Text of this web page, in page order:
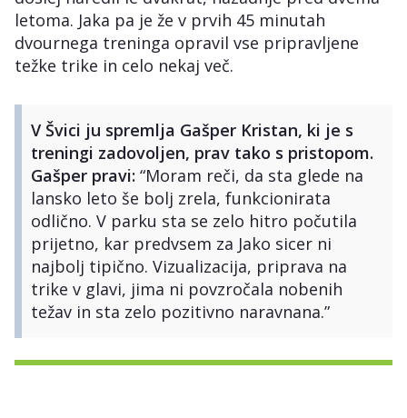
letoma. Jaka pa je že v prvih 45 minutah
dvournega treninga opravil vse pripravljene
težke trike in celo nekaj več.
V Švici ju spremlja Gašper Kristan, ki je s
treningi zadovoljen, prav tako s pristopom.
Gašper pravi: “Moram reči, da sta glede na
lansko leto še bolj zrela, funkcionirata
odlično. V parku sta se zelo hitro počutila
prijetno, kar predvsem za Jako sicer ni
najbolj tipično. Vizualizacija, priprava na
trike v glavi, jima ni povzročala nobenih
težav in sta zelo pozitivno naravnana.”